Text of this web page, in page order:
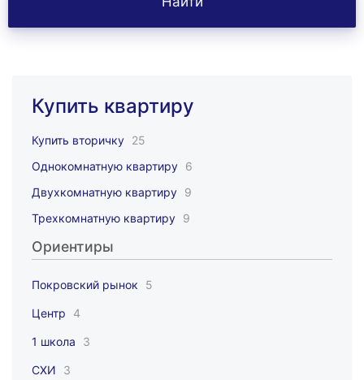
Купить квартиру
Купить вторичку 25
Однокомнатную квартиру 6
Двухкомнатную квартиру 9
Трехкомнатную квартиру 9
Ориентиры
Покровский рынок 5
Центр 4
1 школа 3
СХИ 3